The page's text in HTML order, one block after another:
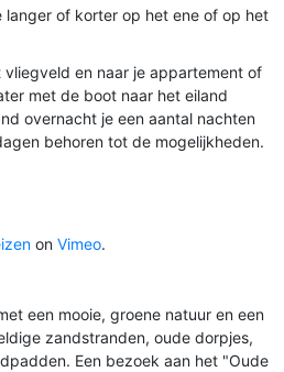
langer of korter op het ene of op het
en naar je appartement of
met de boot naar het eiland
overnacht je een aantal nachten
behoren tot de mogelijkheden.
on Vimeo.
een mooie, groene natuur en een
zandstranden, oude dorpjes,
Een bezoek aan het "Oude